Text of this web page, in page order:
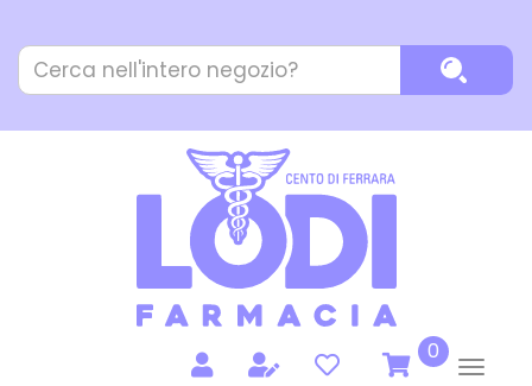
contenuto
principale
Cerca
Prodotto
0prodotti
inseriti